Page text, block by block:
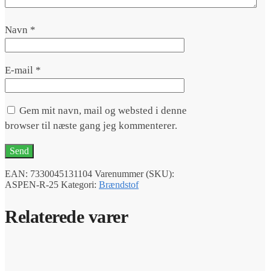
Navn *
E-mail *
Gem mit navn, mail og websted i denne
browser til næste gang jeg kommenterer.
EAN: 7330045131104 Varenummer (SKU):
ASPEN-R-25 Kategori: Brændstof
Relaterede varer